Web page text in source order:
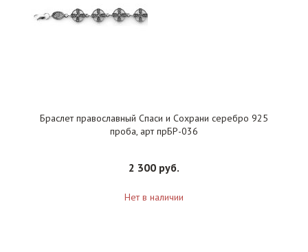
Браслет православный Спаси и Сохрани серебро 925
проба, арт прБР-036
2 300 руб.
Нет в наличии